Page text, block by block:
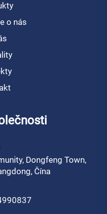
o nás
Dongfeng Town,
Čína